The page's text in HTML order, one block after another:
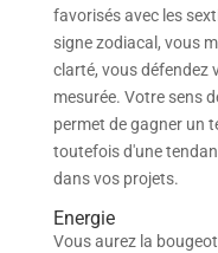
favorisés avec les
signe zodiacal, vous
clarté, vous défendez
mesurée. Votre sens
permet de gagner un
toutefois d'une
dans vos projets.
Energie
Vous aurez la